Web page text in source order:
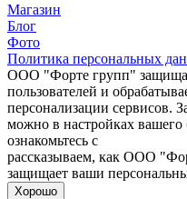
Магазин
Блог
Фото
Политика персональных
ООО "Форте групп"
пользователей и
персонализации сервисов.
можно в настройках вашего
ознакомьтесь с
рассказываем, как ООО
защищает ваши
Хорошо